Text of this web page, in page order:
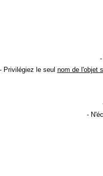
- Privilégiez le seul nom de l'objet
-